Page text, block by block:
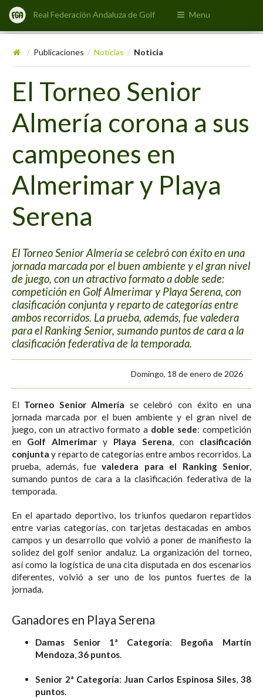
Real Federación Andaluza de Golf Menu
/ Publicaciones / Noticias / Noticia
El Torneo Senior
Almería corona a sus
campeones en
Almerimar y Playa
Serena
El Torneo Senior Almería se celebró con éxito en una
jornada marcada por el buen ambiente y el gran nivel
de juego, con un atractivo formato a doble sede:
competición en Golf Almerimar y Playa Serena, con
clasificación conjunta y reparto de categorías entre
ambos recorridos. La prueba, además, fue valedera
para el Ranking Senior, sumando puntos de cara a la
clasificación federativa de la temporada.
Domingo, 18 de enero de 2026
El Torneo Senior Almería se celebró con éxito en una
jornada marcada por el buen ambiente y el gran nivel de
juego, con un atractivo formato a doble sede: competición
en Golf Almerimar y Playa Serena, con clasificación
conjunta y reparto de categorías entre ambos recorridos. La
prueba, además, fue valedera para el Ranking Senior,
sumando puntos de cara a la clasificación federativa de la
temporada.
En el apartado deportivo, los triunfos quedaron repartidos
entre varias categorías, con tarjetas destacadas en ambos
campos y un desarrollo que volvió a poner de manifiesto la
solidez del golf senior andaluz. La organización del torneo,
así como la logística de una cita disputada en dos escenarios
diferentes, volvió a ser uno de los puntos fuertes de la
jornada.
Ganadores en Playa Serena
Damas Senior 1ª Categoría: Begoña Martín
Mendoza,36 puntos.
Senior 2ª Categoría: Juan Carlos Espinosa Siles, 38
puntos.